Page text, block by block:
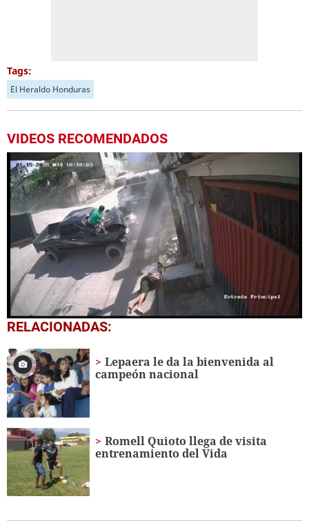
Tags:
El Heraldo Honduras
VIDEOS RECOMENDADOS
1
second
29
seconds
RELACIONADAS:
Lepaera le da la bienvenida al
campeón nacional
Romell Quioto llega de visita
entrenamiento del Vida